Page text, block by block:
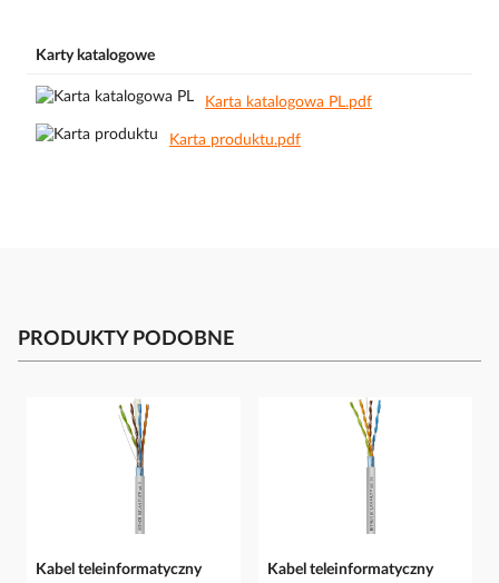
Karty katalogowe
Karta katalogowa PL.pdf
Karta produktu.pdf
PRODUKTY PODOBNE
Kabel teleinformatyczny
Kabel teleinformatyczny